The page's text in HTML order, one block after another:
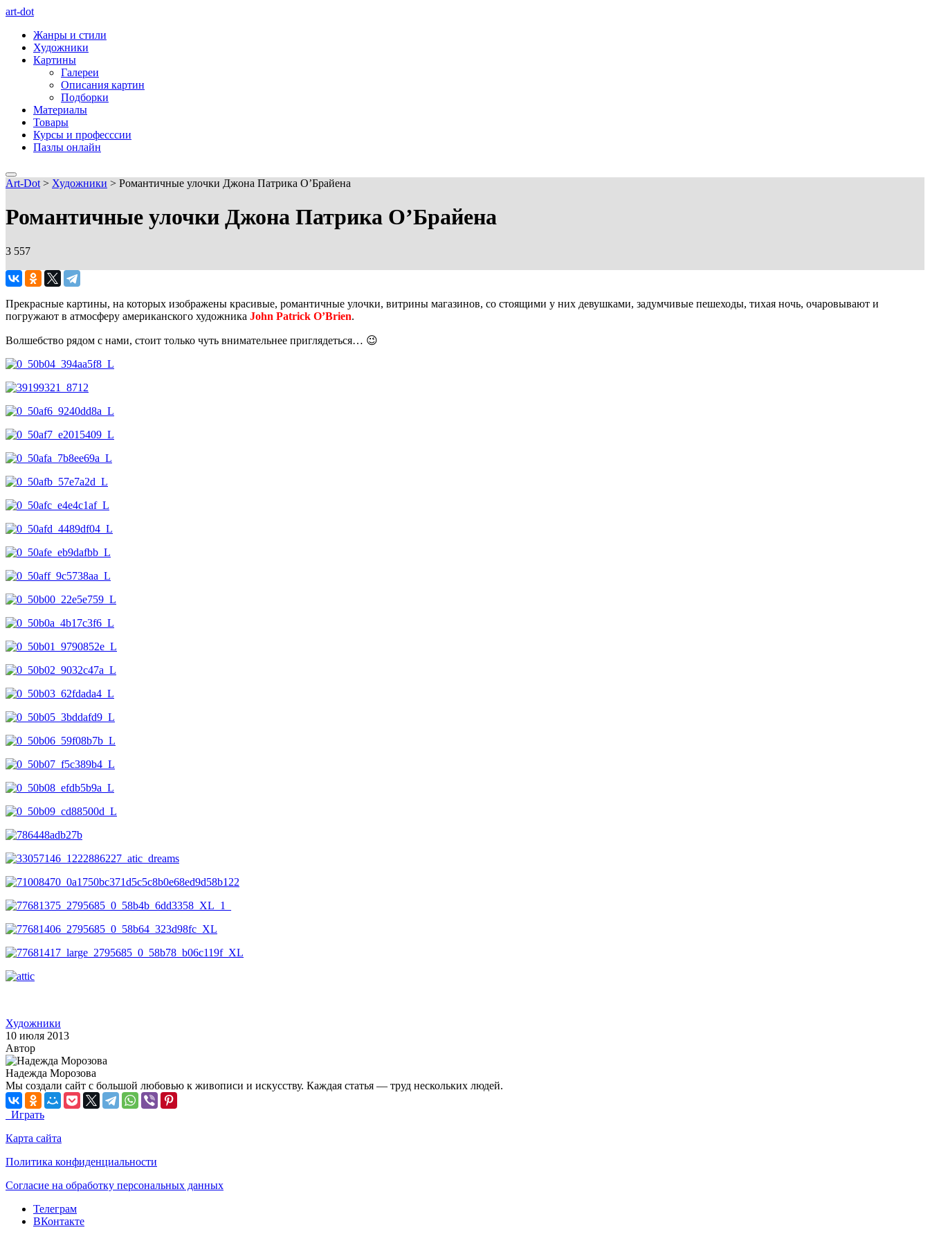
art-dot
Жанры и стили
Художники
Картины
Галереи
Описания картин
Подборки
Материалы
Товары
Курсы и професссии
Пазлы онлайн
Art-Dot > Художники > Романтичные улочки Джона Патрика О’Брайена
Романтичные улочки Джона Патрика О’Брайена
3 557
Прекрасные картины, на которых изображены красивые, романтичные улочки, витрины магазинов, со стоящими у них девушками, задумчивые пешеходы, тихая ночь, очаровывают и
погружают в атмосферу американского художника John Patrick O’Brien.
Волшебство рядом с нами, стоит только чуть внимательнее приглядеться… 😉
Художники
10 июля 2013
Автор
Надежда Морозова
Мы создали сайт с большой любовью к живописи и искусству. Каждая статья — труд нескольких людей.
Играть
Карта сайта
Политика конфиденциальности
Согласие на обработку персональных данных
Телеграм
ВКонтакте